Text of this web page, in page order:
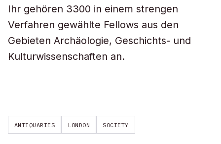
Ihr gehören 3300 in einem strengen
Verfahren gewählte Fellows aus den
Gebieten Archäologie, Geschichts- und
Kulturwissenschaften an.
ANTIQUARIES LONDON SOCIETY